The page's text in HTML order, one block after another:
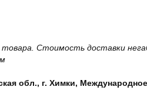
Стоимость доставки
обл., г. Химки,